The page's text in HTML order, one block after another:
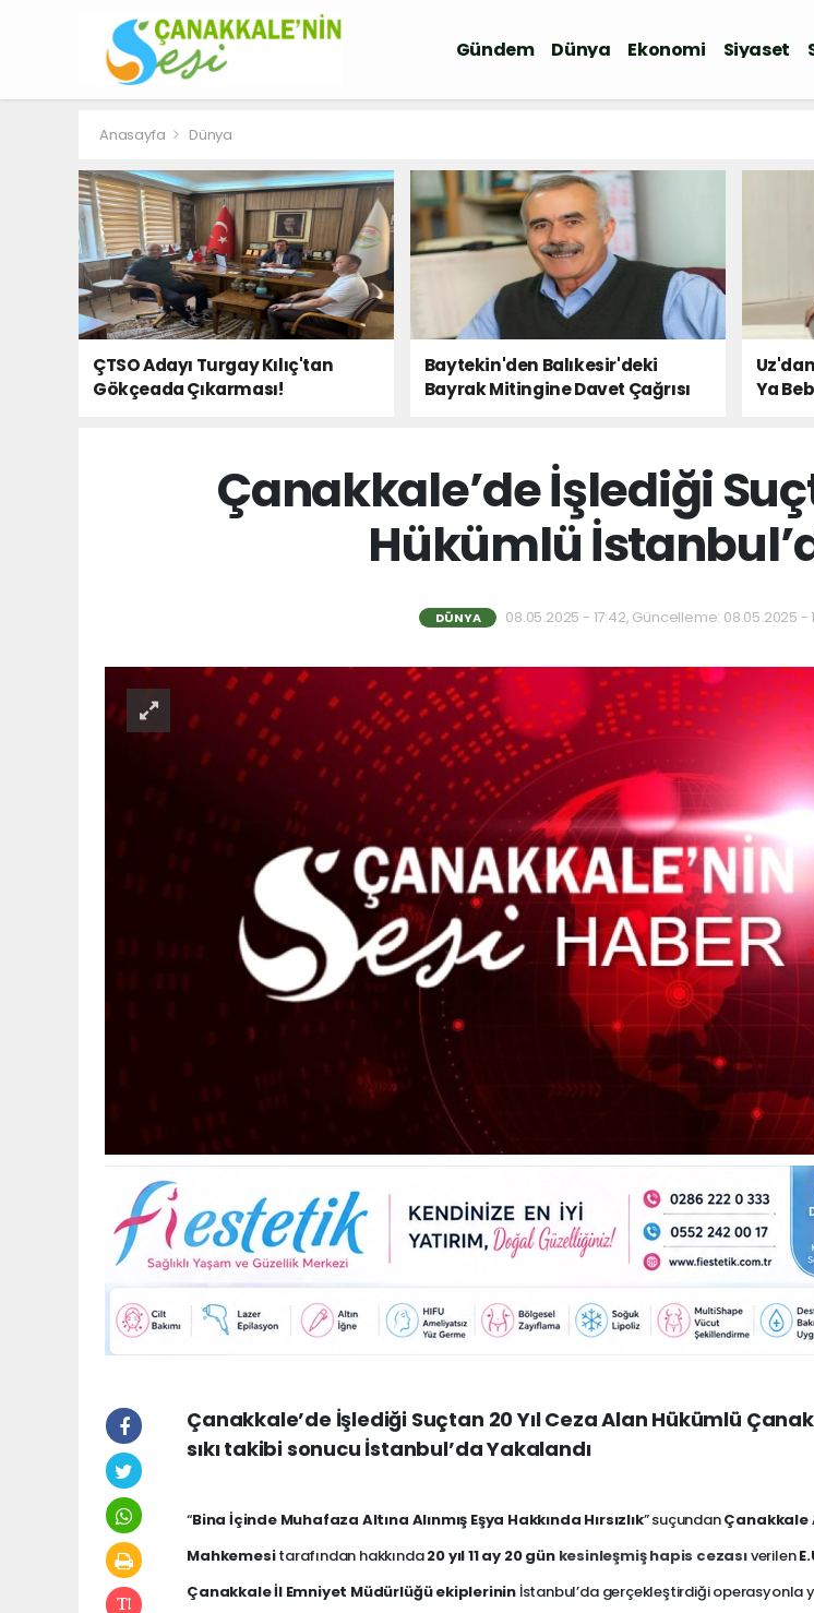
Gündem Dünya Ekonomi Siyaset
Anasayfa Dünya
ÇTSO Adayı Turgay Kılıç'tan
Gökçeada Çıkarması!
Baytekin'den Balıkesir'deki
Bayrak Mitingine Davet Çağrısı
Ya
Çanakkale’de İşlediği
Hükümlü
DÜNYA 08.05.2025 - 17:42, Güncelleme: 08.05.2025 -
Çanakkale’de İşlediği Suçtan 20 Yıl Ceza Alan Hükümlü
sıkı takibi sonucu İstanbul’da Yakalandı
“Bina İçinde Muhafaza Altına Alınmış Eşya Hakkında Hırsızlık” suçundanÇanakkale
Mahkemesitarafından hakkında20 yıl 11 ay 20 gün kesinleşmiş hapis cezasıverilen
Çanakkale İl Emniyet Müdürlüğü ekiplerinin İstanbul’da gerçekleştirdiği operasyonla